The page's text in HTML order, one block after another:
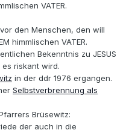
VATER.
den Menschen, den will
himmlischen VATER.
Bekenntnis zu JESUS
es riskant wird.
in der ddr 1976 ergangen.
Selbstverbrennung als
Brüsewitz:
der auch in die